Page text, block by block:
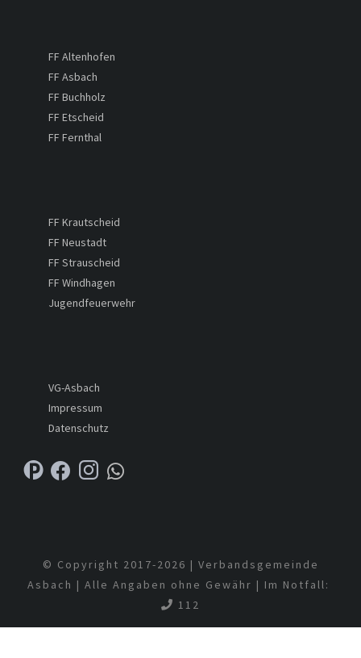
FF Altenhofen
FF Asbach
FF Buchholz
FF Etscheid
FF Fernthal
FF Krautscheid
FF Neustadt
FF Strauscheid
FF Windhagen
Jugendfeuerwehr
VG-Asbach
Impressum
Datenschutz
© Copyright 2017-2026 | Verbandsgemeinde
Asbach | Alle Angaben ohne Gewähr | Im Notfall:
112